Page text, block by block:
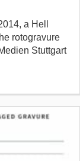
a Hell
rotogravure
Stuttgart